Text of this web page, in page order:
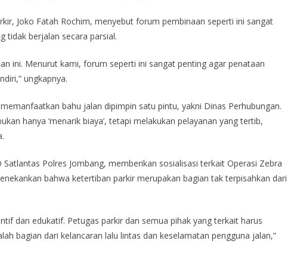
Joko Fatah Rochim, menyebut forum pembinaan seperti ini sangat
tidak berjalan secara parsial.
ini. Menurut kami, forum seperti ini sangat penting agar penataan
ungkapnya.
bahu jalan dipimpin satu pintu, yakni Dinas Perhubungan.
hanya ‘menarik biaya’, tetapi melakukan pelayanan yang tertib,
Polres Jombang, memberikan sosialisasi terkait Operasi Zebra
bahwa ketertiban parkir merupakan bagian tak terpisahkan dari
dan edukatif. Petugas parkir dan semua pihak yang terkait harus
bagian dari kelancaran lalu lintas dan keselamatan pengguna jalan,”